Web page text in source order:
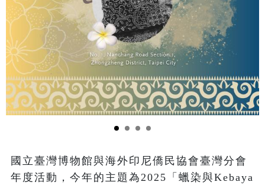
國立臺灣博物館與海外印尼僑民協會臺灣分會
年度活動，今年的主題為2025「蠟染與Kebaya